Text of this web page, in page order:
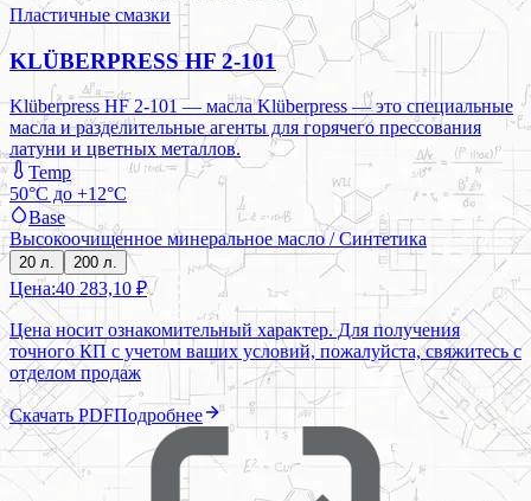
Пластичные смазки
KLÜBERPRESS HF 2-101
Klüberpress HF 2-101 — масла Klüberpress — это специальные
масла и разделительные агенты для горячего прессования
латуни и цветных металлов.
Temp
50°C до +12°C
Base
Высокоочищенное минеральное масло / Синтетика
20 л. 200 л.
Цена:40 283,10 ₽
Цена носит ознакомительный характер. Для получения
точного КП с учетом ваших условий, пожалуйста, свяжитесь с
отделом продаж
Скачать PDFПодробнее